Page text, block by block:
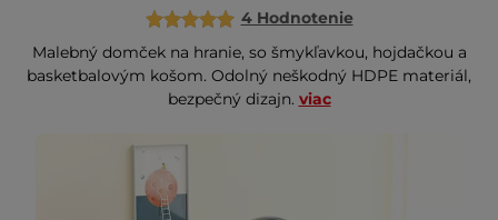
4 Hodnotenie
Malebný domček na hranie, so šmykľavkou, hojdačkou a
basketbalovým košom. Odolný neškodný HDPE materiál,
bezpečný dizajn. viac